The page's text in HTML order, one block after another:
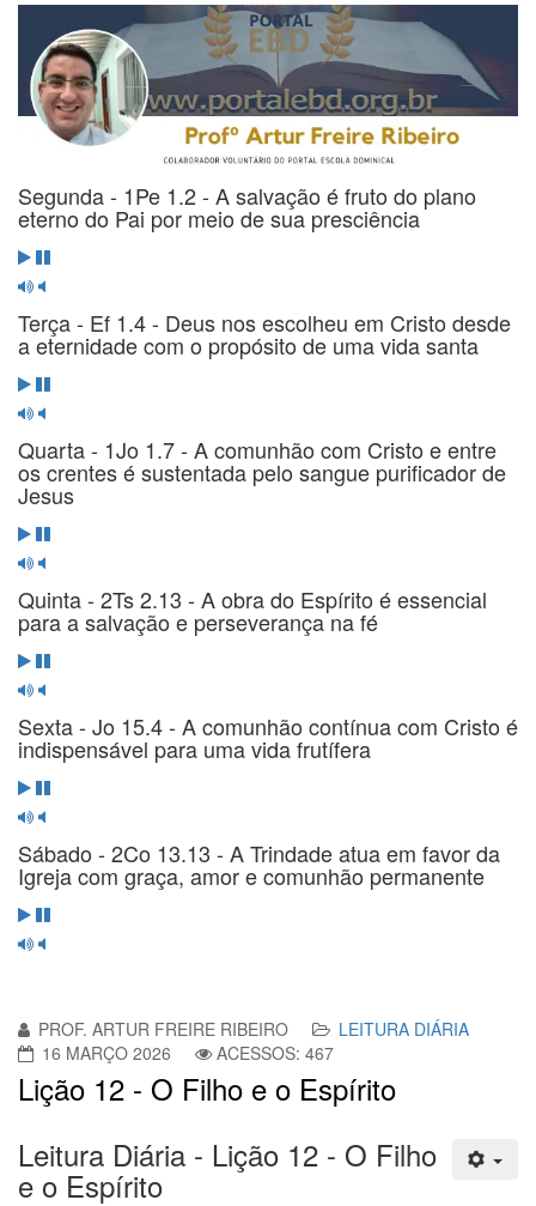
Segunda - 1Pe 1.2 - A salvação é fruto do plano
eterno do Pai por meio de sua presciência
Terça - Ef 1.4 - Deus nos escolheu em Cristo desde
a eternidade com o propósito de uma vida santa
Quarta - 1Jo 1.7 - A comunhão com Cristo e entre
os crentes é sustentada pelo sangue purificador de
Jesus
Quinta - 2Ts 2.13 - A obra do Espírito é essencial
para a salvação e perseverança na fé
Sexta - Jo 15.4 - A comunhão contínua com Cristo é
indispensável para uma vida frutífera
Sábado - 2Co 13.13 - A Trindade atua em favor da
Igreja com graça, amor e comunhão permanente
PROF. ARTUR FREIRE RIBEIRO
LEITURA DIÁRIA
16 MARÇO 2026
ACESSOS: 467
Lição 12 - O Filho e o Espírito
Leitura Diária - Lição 12 - O Filho
e o Espírito